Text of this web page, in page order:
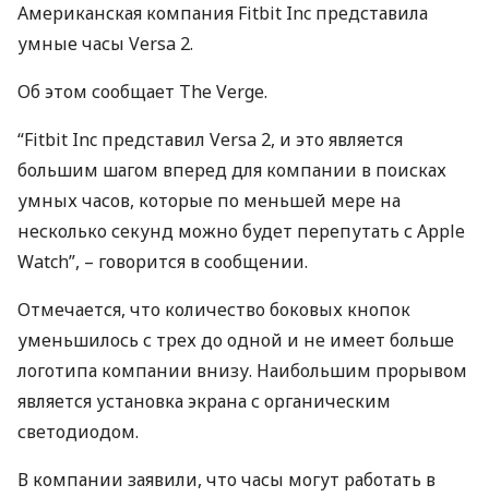
Американская компания Fitbit Inc представила
умные часы Versa 2.
Об этом сообщает The Verge.
“Fitbit Inc представил Versa 2, и это является
большим шагом вперед для компании в поисках
умных часов, которые по меньшей мере на
несколько секунд можно будет перепутать с Apple
Watch”, – говорится в сообщении.
Отмечается, что количество боковых кнопок
уменьшилось с трех до одной и не имеет больше
логотипа компании внизу. Наибольшим прорывом
является установка экрана с органическим
светодиодом.
В компании заявили, что часы могут работать в